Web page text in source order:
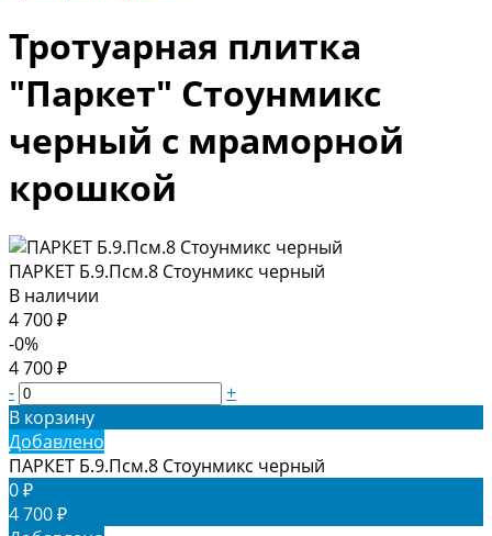
Тротуарная плитка
"Паркет" Стоунмикс
черный с мраморной
крошкой
ПАРКЕТ Б.9.Псм.8 Стоунмикс черный
В наличии
4 700 ₽
-0%
4 700 ₽
-
+
В корзину
Добавлено
ПАРКЕТ Б.9.Псм.8 Стоунмикс черный
0 ₽
4 700 ₽